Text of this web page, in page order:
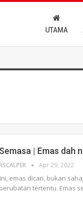
UTAMA
| Emas dah
Apr 29, 2022
emas dicari, bukan
tertentu. Emas